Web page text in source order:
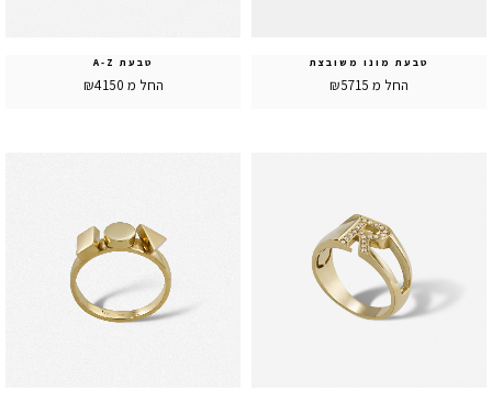
טבעת מונו משובצת
החל מ ₪5715
טבעת A-Z
החל מ ₪4150